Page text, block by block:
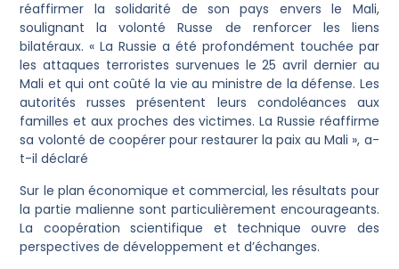
réaffirmer la solidarité de son pays envers le Mali,
soulignant la volonté Russe de renforcer les liens
bilatéraux. « La Russie a été profondément touchée par
les attaques terroristes survenues le 25 avril dernier au
Mali et qui ont coûté la vie au ministre de la défense. Les
autorités russes présentent leurs condoléances aux
familles et aux proches des victimes. La Russie réaffirme
sa volonté de coopérer pour restaurer la paix au Mali », a-
t-il déclaré
Sur le plan économique et commercial, les résultats pour
la partie malienne sont particulièrement encourageants.
La coopération scientifique et technique ouvre des
perspectives de développement et d’échanges.